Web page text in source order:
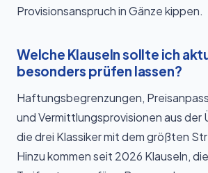
Provisionsanspruch in Gänze kippen.
Welche Klauseln sollte ich
besonders prüfen lassen?
Haftungsbegrenzungen,
und Vermittlungsprovisionen aus der
die drei Klassiker mit dem größten
Hinzu kommen seit 2026 Klauseln,